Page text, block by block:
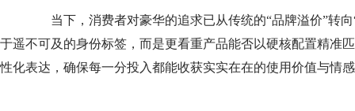
当下，消费者对豪华的追求已从传统的“品牌溢价”转向
于遥不可及的身份标签，而是更看重产品能否以硬核配置精准
性化表达，确保每一分投入都能收获实实在在的使用价值与情